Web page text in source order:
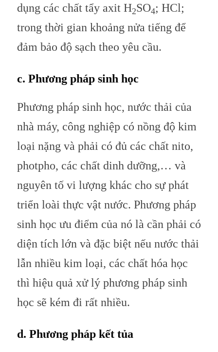
dụng các chất tẩy axit H2SO4; HCl;
trong thời gian khoảng nửa tiếng để
đảm bảo độ sạch theo yêu cầu.
c. Phương pháp sinh học
Phương pháp sinh học, nước thải của
nhà máy, công nghiệp có nồng độ kim
loại nặng và phải có đủ các chất nito,
photpho, các chất dinh dưỡng,… và
nguyên tố vi lượng khác cho sự phát
triển loài thực vật nước. Phương pháp
sinh học ưu điểm của nó là cần phải có
diện tích lớn và đặc biệt nếu nước thải
lẫn nhiều kim loại, các chất hóa học
thì hiệu quả xử lý phương pháp sinh
học sẽ kém đi rất nhiều.
d. Phương pháp kết tủa